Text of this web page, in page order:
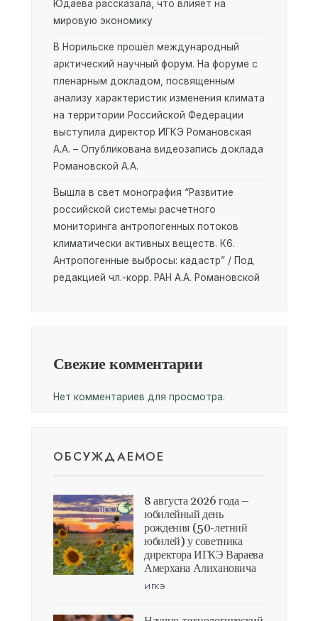
Юдаева рассказала, что влияет на
мировую экономику
В Норильске прошёл международный
арктический научный форум. На форуме с
пленарным докладом, посвященным
анализу характеристик изменения климата
на территории Российской Федерации
выступила директор ИГКЭ Романовская
А.А. – Опубликована видеозапись доклада
Романовской А.А.
Вышла в свет монография “Развитие
российской системы расчетного
мониторинга антропогенных потоков
климатически активных веществ. К6.
Антропогенные выбросы: кадастр” / Под
редакцией чл.-корр. РАН А.А. Романовской
Свежие комментарии
Нет комментариев для просмотра.
ОБСУЖДАЕМОЕ
8 августа 2026 года –
юбилейный день
рождения (50-летний
юбилей) у советника
директора ИГКЭ Вараева
Амерхана Алихановича
ИГКЭ